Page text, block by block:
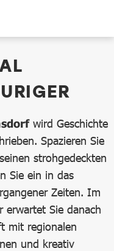
wird Geschichte
Spazieren Sie
strohgedeckten
Sie ein in das
Zeiten. Im
erwartet Sie danach
mit regionalen
und kreativ